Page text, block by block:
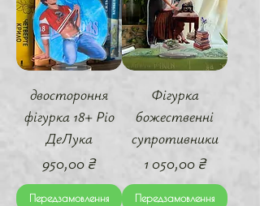
двостороння
фігурка 18+ Ріо
ДеЛука
Ціна
950,00 ₴
Передзамовлення
Фігурка
божественні
супротивники
Ціна
1 050,00 ₴
Передзамовлення